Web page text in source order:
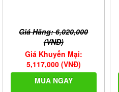
Giá Hãng: 6,020,000
(VNĐ)
Giá Khuyến Mại:
5,117,000 (VNĐ)
MUA NGAY